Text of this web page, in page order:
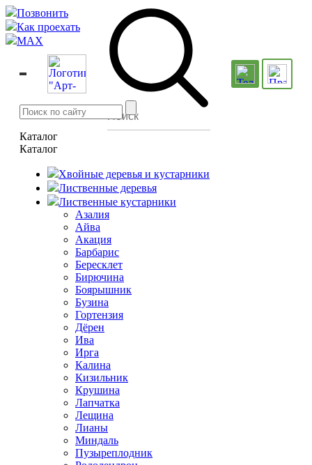
Позвонить
Как проехать
MAX
Каталог
Каталог
Хвойные деревья и кустарники
Лиственные деревья
Лиственные кустарники
Азалия
Айва
Акация
Барбарис
Бересклет
Бирючина
Боярышник
Бузина
Гортензия
Дёрен
Ива
Ирга
Калина
Кизильник
Крушина
Лапчатка
Лещина
Лианы
Миндаль
Пузыреплодник